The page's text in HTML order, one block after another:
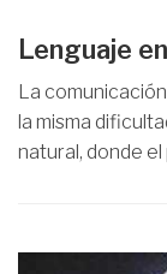
Lenguaje
La
la misma
natural, donde